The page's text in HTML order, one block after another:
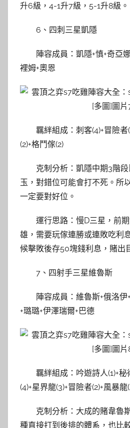
升6級，4-1升7級，5-1升8級。
6、四刺三星凱隱
陣容成員：凱隱+慎+奇亞
裡姆+奧恩
羈絆組成：刺客(4)+冒險者
(2)+格鬥傢(2)
克制分析：凱隱中期3階
玉，對錯位可能會打不死。所
一定要對好位。
運行思路：慢D三星，前
雄，需要玩傢連勝或連敗吃利
候擊敗後存50塊錢利息，賭出
7、四射手三星維魯斯
陣容成員：維魯斯+俄洛伊
+璐璐+伊澤瑞爾+巴德
羈絆組成：吟遊詩人(1)+秘
(4)+星界龍(3)+冒險者(2)+風暴龍
克制分析：大成的賭韋魯
種直接打到後排的體系，也比